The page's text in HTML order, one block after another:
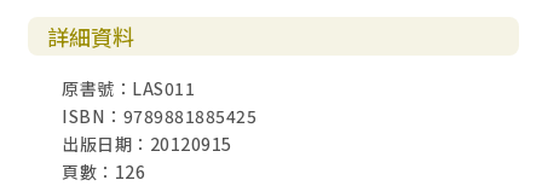
第九章：以色列國
以色列復國的神學涵義
猶太人審慎回應
遵行上帝的話語
詳細資料
原書號：LAS011
ISBN：9789881885425
出版日期：20120915
頁數：126